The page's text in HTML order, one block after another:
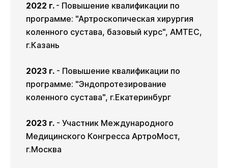
2022 г. - Повышение квалификации по
программе: "Артроскопическая хирургия
коленного сустава, базовый курс", AMTEC,
г.Казань
2023 г. - Повышение квалификации по
программе: "Эндопротезирование
коленного сустава", г.Екатеринбург
2023 г. - Участник Международного
Медицинского Конгресса АртроМост,
г.Москва